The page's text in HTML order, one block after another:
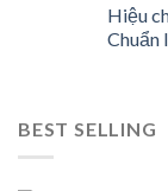
Hiệu
Chuẩn
BEST SELLING